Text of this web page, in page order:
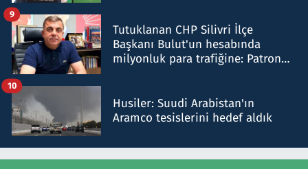
Tutuklanan CHP Silivri İlçe
Başkanı Bulut'un hesabında
milyonluk para trafiğine: Patron
9
Husiler: Suudi Arabistan'ın
Aramco tesislerini hedef aldık
10